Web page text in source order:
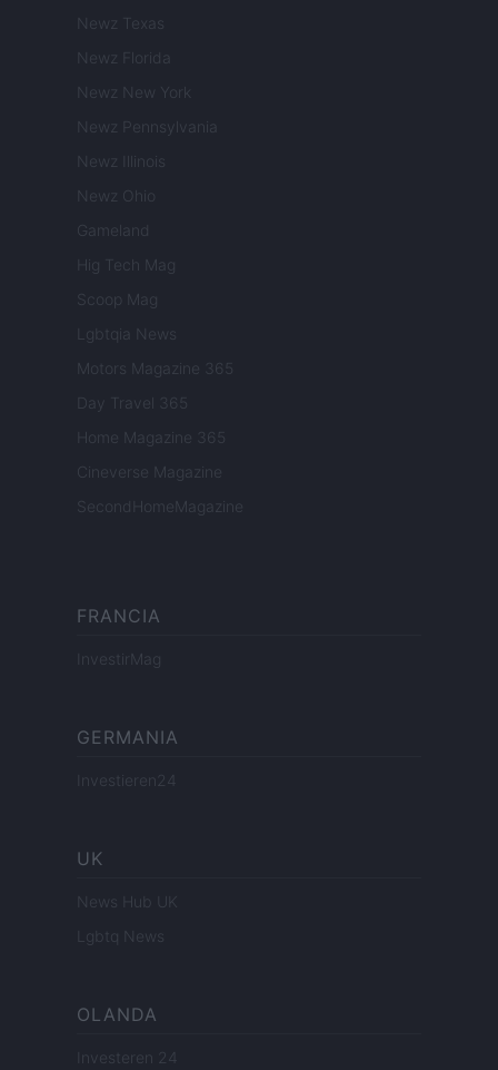
Newz Texas
Newz Florida
Newz New York
Newz Pennsylvania
Newz Illinois
Newz Ohio
Gameland
Hig Tech Mag
Scoop Mag
Lgbtqia News
Motors Magazine 365
Day Travel 365
Home Magazine 365
Cineverse Magazine
SecondHomeMagazine
FRANCIA
InvestirMag
GERMANIA
Investieren24
UK
News Hub UK
Lgbtq News
OLANDA
Investeren 24